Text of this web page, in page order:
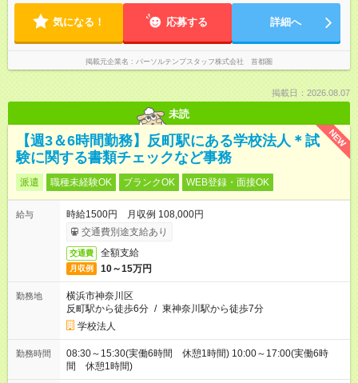
気になる！ 応募する 詳細へ
掲載元企業名 パーソルテンプスタッフ株式会社 首都圏
掲載日：2026.08.07
未読
NEW
【週3＆6時間勤務】反町駅にある学校法人＊試
験に関する書類チェックなど事務
派遣 職種未経験OK ブランクOK WEB登録・面接OK
給与
時給1500円 月収例 108,000円
交通費別途支給あり
交通費 全額支給
月収例 10～15万円
勤務地
横浜市神奈川区
反町駅から徒歩6分 / 東神奈川駅から徒歩7分
学校法人
勤務時間
08:30～15:30(実働6時間 休憩1時間) 10:00～17:00(実働6時
間 休憩1時間)